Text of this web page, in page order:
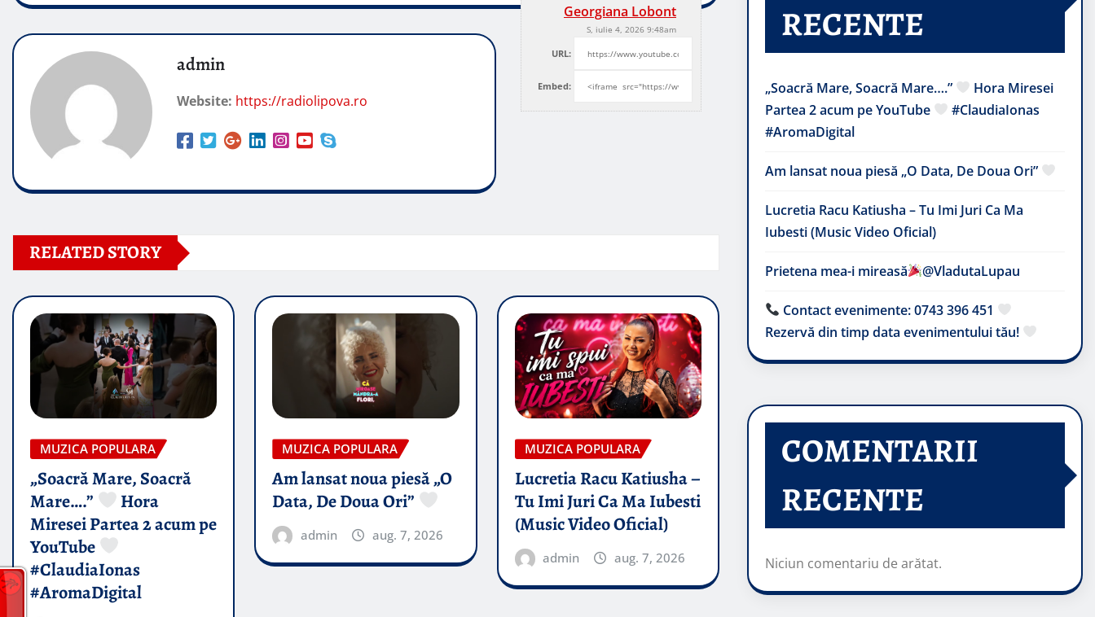
Georgiana Lobont
S, iulie 4, 2026 9:48am
URL:
Embed:
admin
Website: https://radiolipova.ro
RELATED STORY
MUZICA POPULARA
„Soacră Mare, Soacră
Mare….”
Hora
Miresei Partea 2 acum pe
YouTube
#ClaudiaIonas
#AromaDigital
MUZICA POPULARA
Am lansat noua piesă „O
Data, De Doua Ori”
admin aug. 7, 2026
MUZICA POPULARA
Lucretia Racu Katiusha –
Tu Imi Juri Ca Ma Iubesti
(Music Video Oficial)
admin aug. 7, 2026
RECENTE
„Soacră Mare, Soacră Mare….”
Hora Miresei
Partea 2 acum pe YouTube
#ClaudiaIonas
#AromaDigital
Am lansat noua piesă „O Data, De Doua Ori”
Lucretia Racu Katiusha – Tu Imi Juri Ca Ma
Iubesti (Music Video Oficial)
Prietena mea-i mireasă​ @VladutaLupau
Contact evenimente: 0743 396 451
Rezervă din timp data evenimentului tău!
COMENTARII
RECENTE
Niciun comentariu de arătat.